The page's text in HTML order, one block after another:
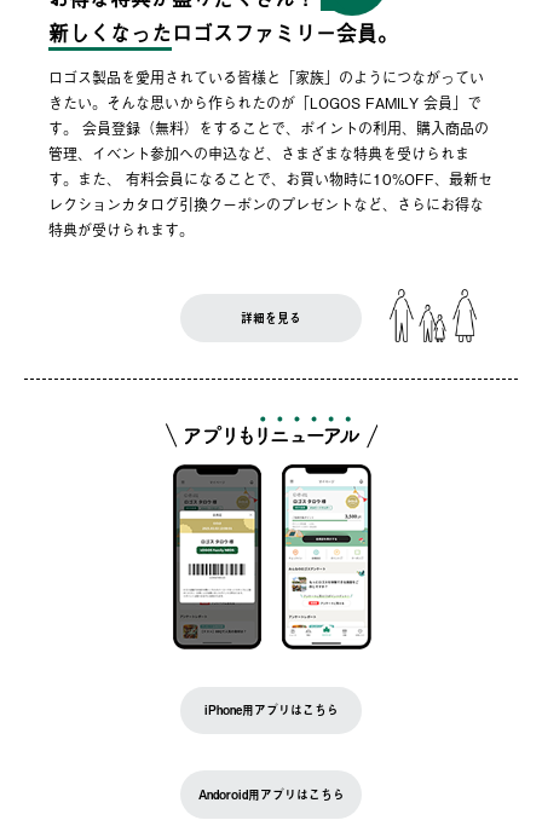
新しくなった ロゴスファミリー会員。
ロゴス製品を愛用されている皆様と「家族」のようにつながってい
きたい。そんな思いから作られたのが「LOGOS FAMILY 会員」で
す。 会員登録（無料）をすることで、ポイントの利用、購入商品の
管理、イベント参加への申込など、さまざまな特典を受けられま
す。また、 有料会員になることで、お買い物時に10%OFF、最新セ
レクションカタログ引換クーポンのプレゼントなど、さらにお得な
特典が受けられます。
詳細を見る
iPhone用アプリはこちら
Andoroid用アプリはこちら